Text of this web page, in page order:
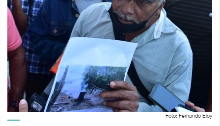
Foto: Fernando Eloy